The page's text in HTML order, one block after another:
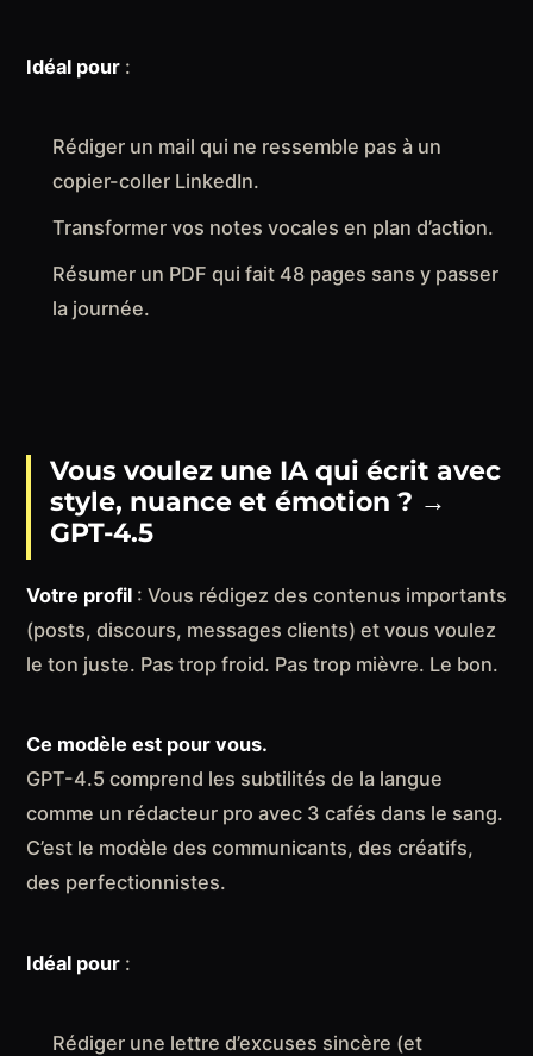
Idéal pour :
Rédiger un mail qui ne ressemble pas à un
copier-coller LinkedIn.
Transformer vos notes vocales en plan d’action.
Résumer un PDF qui fait 48 pages sans y passer
la journée.
Vous voulez une IA qui écrit avec
style, nuance et émotion ? →
GPT-4.5
Votre profil : Vous rédigez des contenus importants
(posts, discours, messages clients) et vous voulez
le ton juste. Pas trop froid. Pas trop mièvre. Le bon.
Ce modèle est pour vous.
GPT-4.5 comprend les subtilités de la langue
comme un rédacteur pro avec 3 cafés dans le sang.
C’est le modèle des communicants, des créatifs,
des perfectionnistes.
Idéal pour :
Rédiger une lettre d’excuses sincère (et